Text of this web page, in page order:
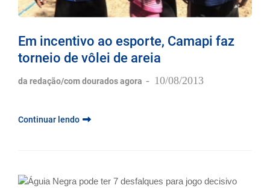
Em incentivo ao esporte, Camapi faz
torneio de vôlei de areia
da redação/com dourados agora 10/08/2013
Continuar lendo